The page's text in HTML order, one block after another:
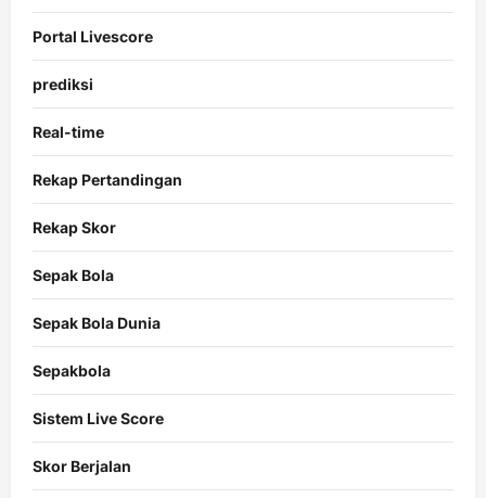
Portal Livescore
prediksi
Real-time
Rekap Pertandingan
Rekap Skor
Sepak Bola
Sepak Bola Dunia
Sepakbola
Sistem Live Score
Skor Berjalan